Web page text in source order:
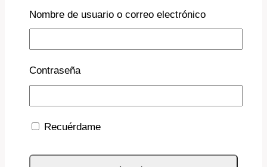
Nombre de usuario o correo electrónico
Contraseña
Recuérdame